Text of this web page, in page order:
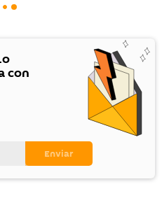
con